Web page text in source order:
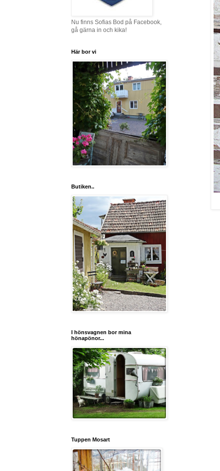
Nu finns Sofias Bod på Facebook,
gå gärna in och kika!
Här bor vi
Butiken..
I hönsvagnen bor mina
hönapönor...
Tuppen Mosart